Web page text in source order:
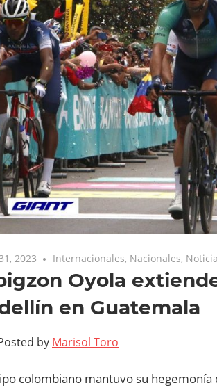
2023 Internacionales, Nacionales,
Oyola
en Guatemala
by Marisol Toro
colombiano mantuvo su hegemonía